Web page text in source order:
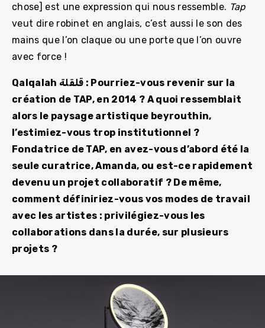
chose] est une expression qui nous ressemble. Tap
veut dire robinet en anglais, c’est aussi le son des
mains que l’on claque ou une porte que l’on ouvre
avec force !
Qalqalah قلقلة : Pourriez-vous revenir sur la
création de TAP, en 2014 ? A quoi ressemblait
alors le paysage artistique beyrouthin,
l’estimiez-vous trop institutionnel ?
Fondatrice de TAP, en avez-vous d’abord été la
seule curatrice, Amanda, ou est-ce rapidement
devenu un projet collaboratif ? De même,
comment définiriez-vous vos modes de travail
avec les artistes : privilégiez-vous les
collaborations dans la durée, sur plusieurs
projets ?